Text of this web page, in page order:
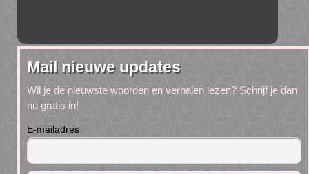
Mail nieuwe updates
Wil je de nieuwste woorden en verhalen lezen? Schrijf je dan
nu gratis in!
E-mailadres